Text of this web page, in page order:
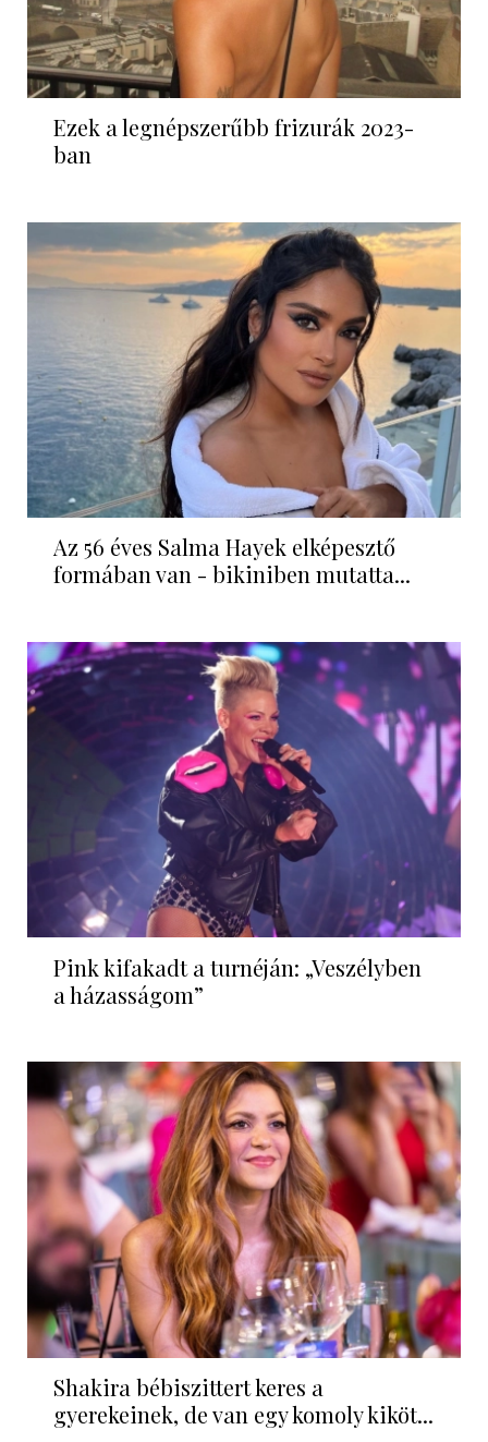
Ezek a legnépszerűbb frizurák 2023-
ban
Az 56 éves Salma Hayek elképesztő
formában van - bikiniben mutatta...
Pink kifakadt a turnéján: „Veszélyben
a házasságom”
Shakira bébiszittert keres a
gyerekeinek, de van egy komoly kiköt...